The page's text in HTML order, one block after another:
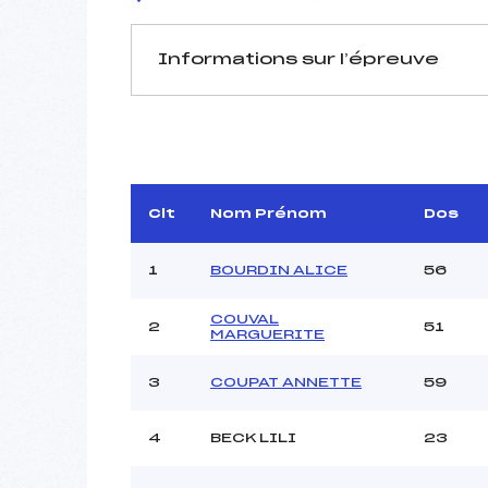
Informations sur l’épreuve
D.T Adjoint :
Dir. Epreuve :
Pénalité appliquée :
Clt Nom Prénom Dos
1 BOURDIN ALICE 56
2
COUVAL
MARGUERITE
51
3 COUPAT ANNETTE 59
4 BECK LILI 23